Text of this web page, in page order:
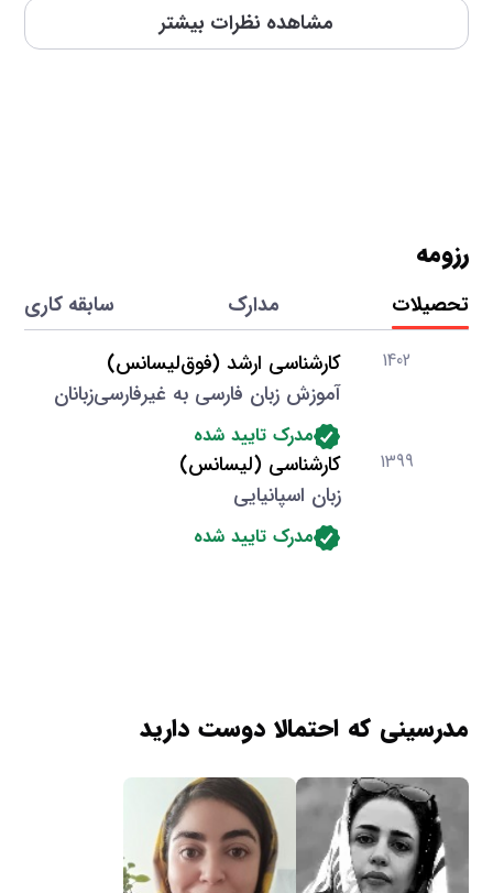
مشاهده نظرات بیشتر
رزومه
تحصیلات مدارک سابقه کاری
1402
کارشناسی ارشد (فوق‌لیسانس)
آموزش زبان فارسی به غیرفارسی‌زبانان
مدرک تایید شده
1399
کارشناسی (لیسانس)
زبان اسپانیایی
مدرک تایید شده
مدرسینی که احتمالا دوست دارید